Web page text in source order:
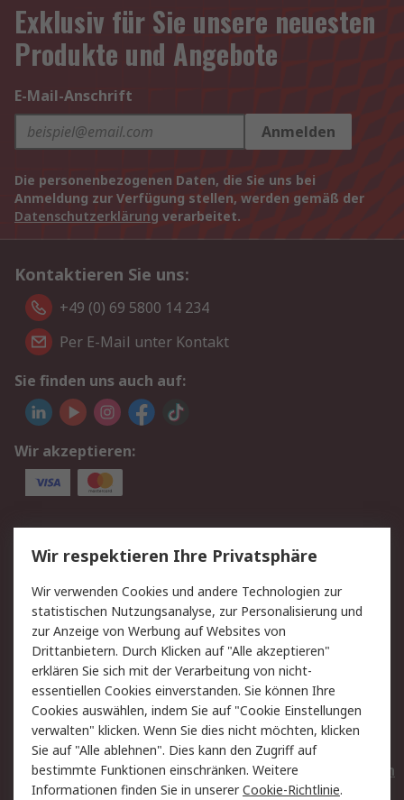
Exklusiv für Sie unsere neuesten
Produkte und Angebote
E-Mail-Anschrift
Anmelden
Die personenbezogenen Daten, die Sie uns bei
Anmeldung zur Verfügung stellen, werden gemäß der
Datenschutzerklärung verarbeitet.
Kontaktieren Sie uns:
+49 (0) 69 5800 14 234
Per E-Mail unter Kontakt
Sie finden uns auch auf:
Wir akzeptieren:
Service
Value Added Services
Lieferlösungen
Rücksendungen
Kontakt
Hilfe
Privatkunden
Rechtliches
AGB
Datenschutz
Cookie-Richtlinie
Zahlungsbedingungen
Copyright/Impressum
Entsorgung
Elektrogeräte/Batterien
Wir respektieren Ihre Privatsphäre
Wir verwenden Cookies und andere Technologien zur
statistischen Nutzungsanalyse, zur Personalisierung und
zur Anzeige von Werbung auf Websites von
Drittanbietern. Durch Klicken auf "Alle akzeptieren"
erklären Sie sich mit der Verarbeitung von nicht-
essentiellen Cookies einverstanden. Sie können Ihre
Cookies auswählen, indem Sie auf "Cookie Einstellungen
verwalten" klicken. Wenn Sie dies nicht möchten, klicken
Sie auf "Alle ablehnen". Dies kann den Zugriff auf
bestimmte Funktionen einschränken. Weitere
Informationen finden Sie in unsererCookie-Richtlinie.